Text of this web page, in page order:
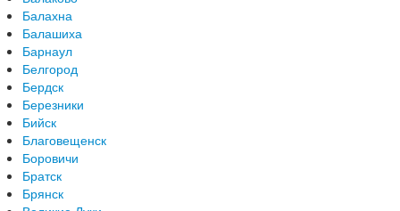
Балахна
Балашиха
Барнаул
Белгород
Бердск
Березники
Бийск
Благовещенск
Боровичи
Братск
Брянск